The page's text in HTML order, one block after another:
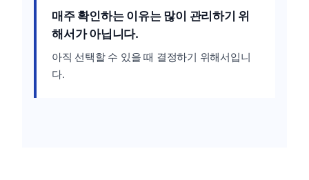
매주 확인하는 이유는 많이 관리하기 위
해서가 아닙니다.
아직 선택할 수 있을 때 결정하기 위해서입니
다.